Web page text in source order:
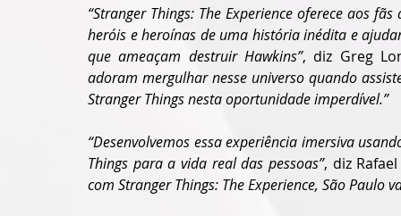
“Stranger Things: The Experience oferece aos
heróis e heroínas de uma história inédita e
que ameaçam destruir Hawkins”, diz Greg
adoram mergulhar nesse universo quando
Stranger Things nesta oportunidade imperdível.”
“Desenvolvemos essa experiência imersiva
Things para a vida real das pessoas”, diz
com Stranger Things: The Experience, São Paulo